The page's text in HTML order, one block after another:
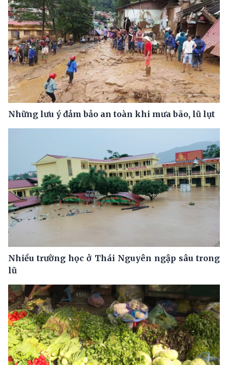
Những lưu ý đảm bảo an toàn khi mưa bão, lũ lụt
Nhiều trường học ở Thái Nguyên ngập sâu trong
lũ